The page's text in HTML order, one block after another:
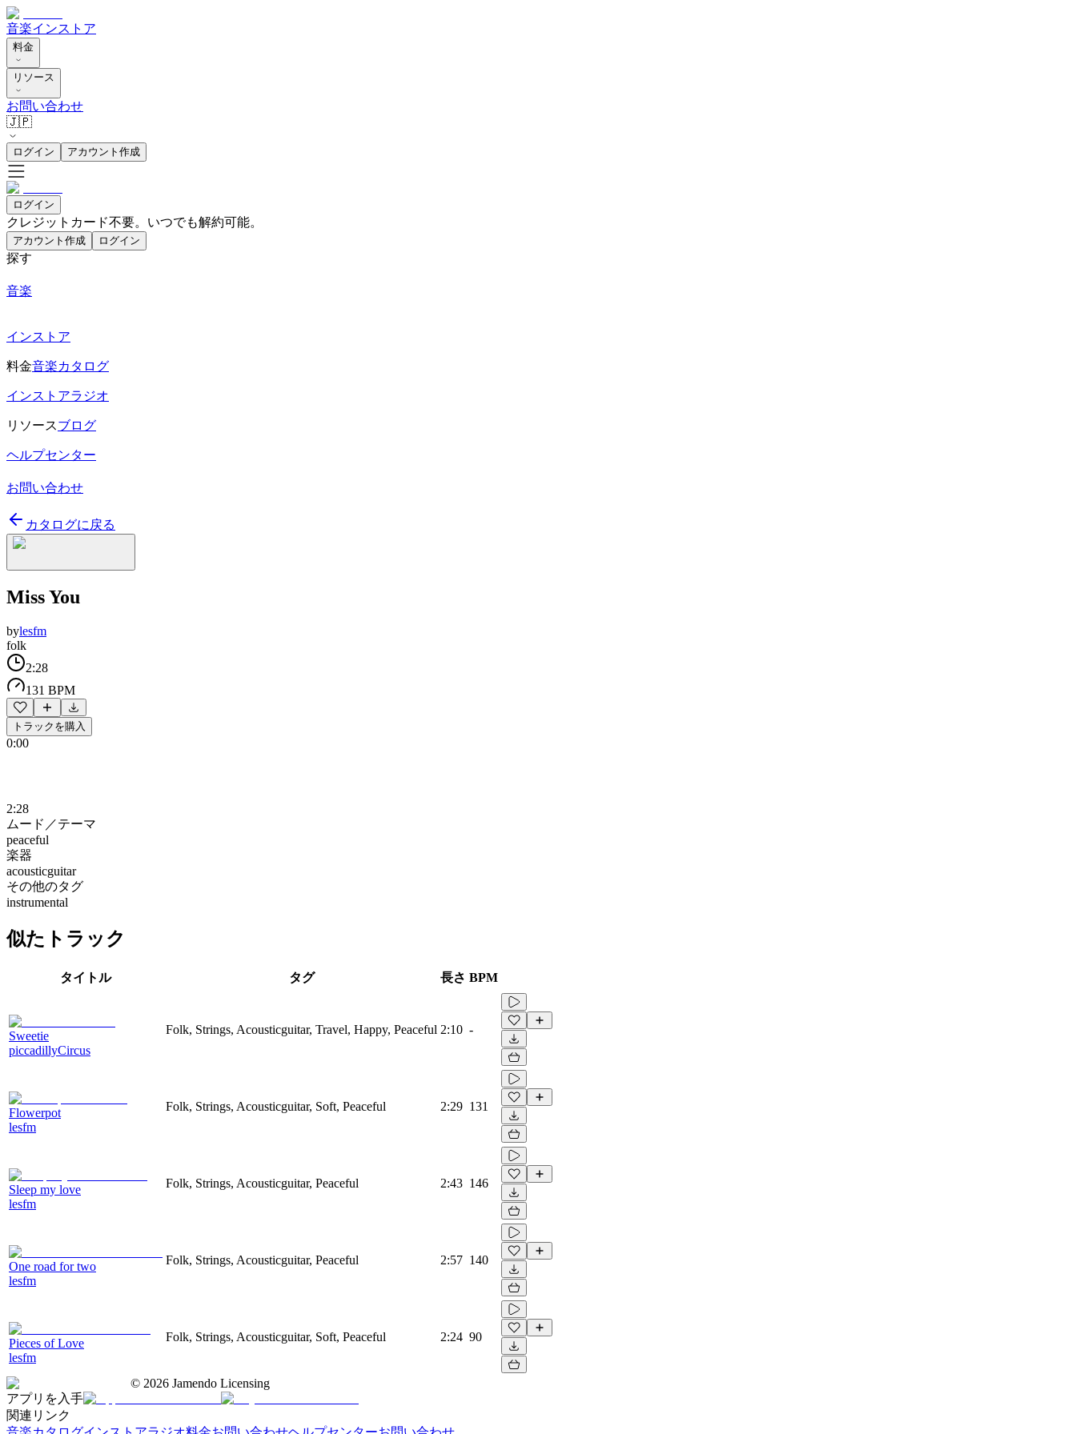
音楽インストア
料金
リソース
お問い合わせ
🇯🇵
ログイン アカウント作成
ログイン
クレジットカード不要。いつでも解約可能。
アカウント作成 ログイン
探す
音楽
インストア
料金音楽カタログ
インストアラジオ
リソースブログ
ヘルプセンター
お問い合わせ
カタログに戻る
Miss You
bylesfm
folk
2:28
131 BPM
トラックを購入
0:00
2:28
ムード／テーマ
peaceful
楽器
acousticguitar
その他のタグ
instrumental
似たトラック
タイトル タグ 長さ BPM
Sweetie
piccadillyCircus
Folk, Strings, Acousticguitar, Travel, Happy, Peaceful 2:10 -
Flowerpot
lesfm
Folk, Strings, Acousticguitar, Soft, Peaceful 2:29 131
Sleep my love
lesfm
Folk, Strings, Acousticguitar, Peaceful 2:43 146
One road for two
lesfm
Folk, Strings, Acousticguitar, Peaceful 2:57 140
Pieces of Love
lesfm
Folk, Strings, Acousticguitar, Soft, Peaceful 2:24 90
© 2026 Jamendo Licensing
アプリを入手
関連リンク